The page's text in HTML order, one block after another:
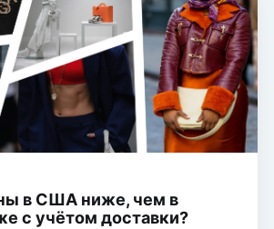
в США ниже, чем в
с учётом доставки?